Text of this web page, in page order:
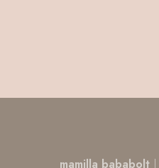
mamilla bababolt |